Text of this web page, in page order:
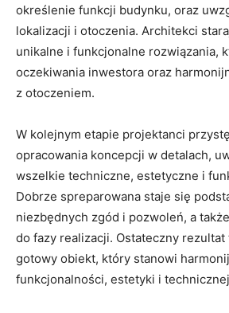
określenie funkcji budynku,‍ oraz
lokalizacji ‌i otoczenia. Architekci‍
⁢unikalne ‍i funkcjonalne rozwiązania,
oczekiwania inwestora oraz
z otoczeniem.
W kolejnym etapie⁤ projektanci⁤
opracowania‌ koncepcji w detalach,
wszelkie techniczne, estetyczne i​
Dobrze spreparowana‍ staje się
niezbędnych ⁢zgód i pozwoleń, ⁣a
do fazy realizacji. Ostateczny
gotowy⁢ obiekt, który‍ stanowi
funkcjonalności,​ estetyki i